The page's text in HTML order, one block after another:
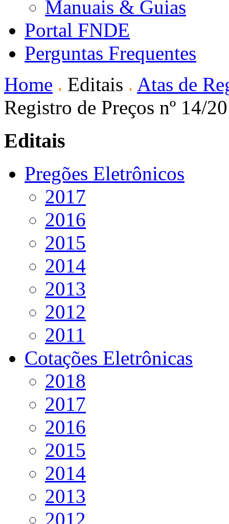
Manuais & Guias
Portal FNDE
Perguntas Frequentes
Home
Editais
Atas de
Registro de Preços nº 14/
Editais
Pregões Eletrônicos
2017
2016
2015
2014
2013
2012
2011
Cotações Eletrônicas
2018
2017
2016
2015
2014
2013
2012